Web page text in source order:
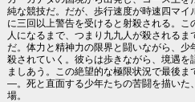
純な競技だ。だが、歩行速度が時速四マ
に三回以上警告を受けると射殺される。
人になるまで、つまり九九人が殺される
だ。体力と精神力の限界と闘いながら、
殺されていく。彼らは歩きながら、境遇
ましあう。この絶望的な極限状況で最後
―。死と直面する少年たちの苦闘を描いた
場。